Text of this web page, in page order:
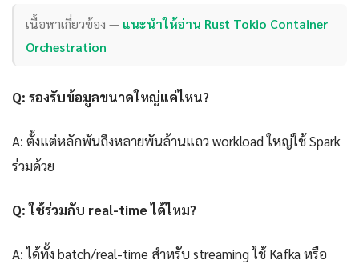
เนื้อหาเกี่ยวข้อง — แนะนำให้อ่าน Rust Tokio Container
Orchestration
Q: รองรับข้อมูลขนาดใหญ่แค่ไหน?
A: ตั้งแต่หลักพันถึงหลายพันล้านแถว workload ใหญ่ใช้ Spark
ร่วมด้วย
Q: ใช้ร่วมกับ real-time ได้ไหม?
A: ได้ทั้ง batch/real-time สำหรับ streaming ใช้ Kafka หรือ